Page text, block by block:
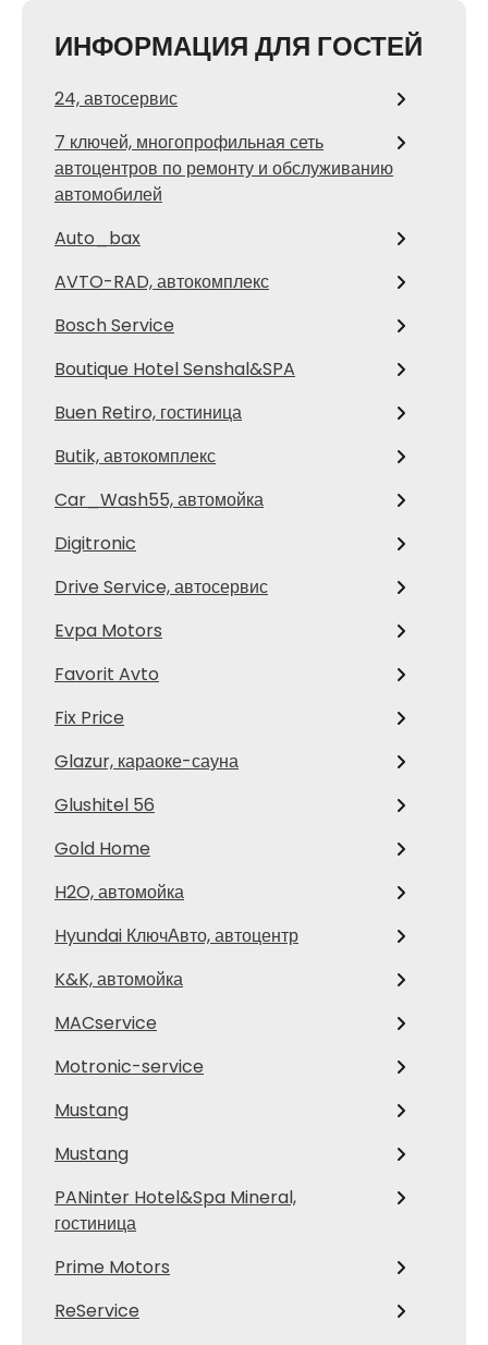
ИНФОРМАЦИЯ ДЛЯ ГОСТЕЙ
24, автосервис
7 ключей, многопрофильная сеть
автоцентров по ремонту и обслуживанию
автомобилей
Auto_bax
AVTO-RAD, автокомплекс
Bosch Service
Boutique Hotel Senshal&SPA
Buen Retiro, гостиница
Butik, автокомплекс
Car_Wash55, автомойка
Digitronic
Drive Service, автосервис
Evpa Motors
Favorit Avto
Fix Price
Glazur, караоке-сауна
Glushitel 56
Gold Home
H2O, автомойка
Hyundai КлючАвто, автоцентр
K&K, автомойка
MACservice
Motronic-service
Mustang
Mustang
PANinter Hotel&Spa Mineral,
гостиница
Prime Motors
ReService